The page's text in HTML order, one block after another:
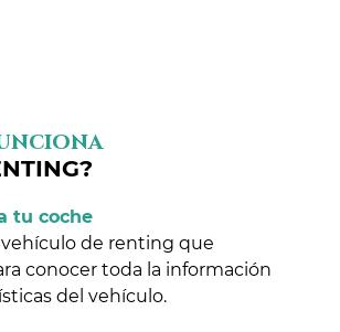
tu coche
vehículo de renting que
conocer toda la información
del vehículo.